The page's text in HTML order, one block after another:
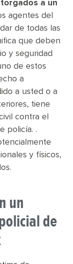
a un
agentes del
de todas las
que deben
y seguridad
de estos
a
a usted o a
tiene
contra el
policía. .
y físicos,
un
de